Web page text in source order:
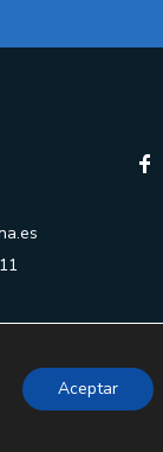
Aceptar